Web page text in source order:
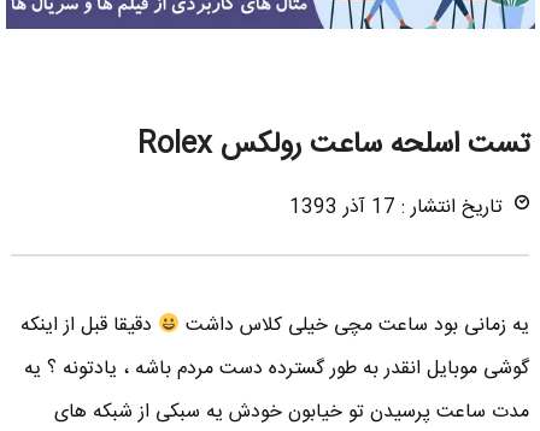
تست اسلحه ساعت رولکس Rolex
تاریخ انتشار : 17 آذر 1393
یه زمانی بود ساعت مچی خیلی کلاس داشت
دقیقا قبل از اینکه
گوشی موبایل انقدر به طور گسترده دست مردم باشه ، یادتونه ؟ یه
مدت ساعت پرسیدن تو خیابون خودش یه سبکی از شبکه های